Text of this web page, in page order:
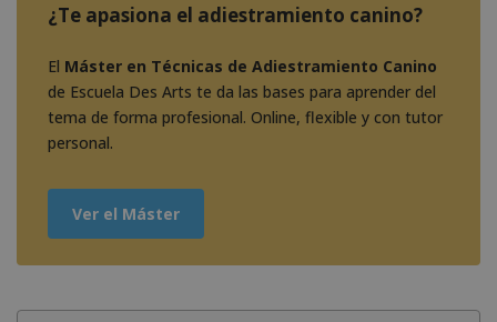
¿Te apasiona el adiestramiento canino?
El Máster en Técnicas de Adiestramiento Canino
de Escuela Des Arts te da las bases para aprender del
tema de forma profesional. Online, flexible y con tutor
personal.
Ver el Máster